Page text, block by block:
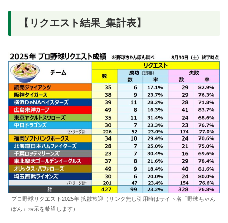
【リクエスト結果_集計表】
プロ野球リクエスト2025年 拡散歓迎（リンク無し引用時はサイト名「野球ちゃん
ぽん」表示を希望します）